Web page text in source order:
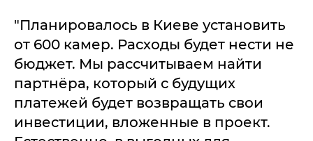
"Планировалось в Киеве установить
от 600 камер. Расходы будет нести не
бюджет. Мы рассчитываем найти
партнёра, который с будущих
платежей будет возвращать свои
инвестиции, вложенные в проект.